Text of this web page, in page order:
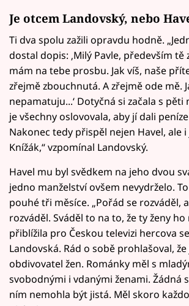
Je otcem Landovský, nebo
Ti dva spolu zažili opravdu hodně.
dostal dopis: ‚Milý Pavle, především tě
mám na tebe prosbu. Jak víš, naše
zřejmě zbouchnutá. A zřejmě ode mě.
nepamatuju...‘ Dotyčná si začala s
je všechny oslovovala, aby jí dali
Nakonec tedy přispěl nejen Havel, ale
Knížák,“ vzpomínal Landovský.
Havel mu byl svědkem na jeho dvou
jedno manželství ovšem nevydrželo.
pouhé tři měsíce. „Pořád se rozváděl,
rozváděl. Sváděl to na to, že ty ženy ho
přiblížila pro Českou televizi hercova
Landovská. Rád o sobě prohlašoval,
obdivovatel žen. Románky měl s
svobodnými i vdanými ženami. Žádná
ním nemohla být jistá. Měl skoro